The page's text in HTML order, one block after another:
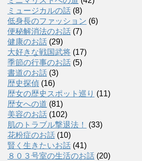
ミュージカルの話 (8)
低身長のファッション (6)
便秘解消法のお話 (7)
健康のお話 (29)
大好きな戦国武将 (17)
季節の行事のお話 (5)
書道のお話 (3)
歴史探偵 (16)
歴女の歴史スポット巡り (11)
歴女への道 (81)
美容のお話 (102)
肌のトラブル撃退法！
(33)
花粉症のお話 (10)
賢く生きたいお話 (41)
８０３号室の生活のお話 (20)